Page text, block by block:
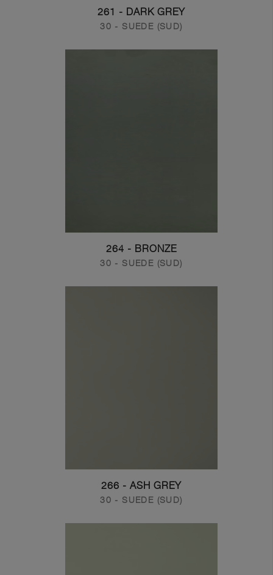
261 - DARK GREY
30 - SUEDE (SUD)
264 - BRONZE
30 - SUEDE (SUD)
266 - ASH GREY
30 - SUEDE (SUD)